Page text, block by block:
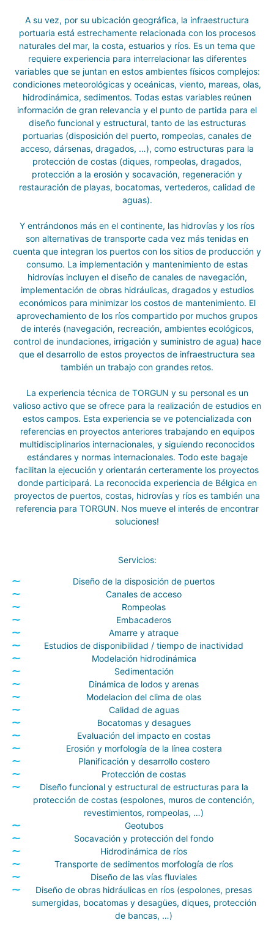
A su vez, por su ubicación geográfica, la infraestructura
portuaria está estrechamente relacionada con los procesos
naturales del mar, la costa, estuarios y ríos. Es un tema que
requiere experiencia para interrelacionar las diferentes
variables que se juntan en estos ambientes físicos complejos:
condiciones meteorológicas y oceánicas, viento, mareas, olas,
hidrodinámica, sedimentos. Todas estas variables reúnen
información de gran relevancia y el punto de partida para el
diseño funcional y estructural, tanto de las estructuras
portuarias (disposición del puerto, rompeolas, canales de
acceso, dársenas, dragados, …), como estructuras para la
protección de costas (diques, rompeolas, dragados,
protección a la erosión y socavación, regeneración y
restauración de playas, bocatomas, vertederos, calidad de
aguas).
Y entrándonos más en el continente, las hidrovías y los ríos
son alternativas de transporte cada vez más tenidas en
cuenta que integran los puertos con los sitios de producción y
consumo. La implementación y mantenimiento de estas
hidrovías incluyen el diseño de canales de navegación,
implementación de obras hidráulicas, dragados y estudios
económicos para minimizar los costos de mantenimiento. El
aprovechamiento de los ríos compartido por muchos grupos
de interés (navegación, recreación, ambientes ecológicos,
control de inundaciones, irrigación y suministro de agua) hace
que el desarrollo de estos proyectos de infraestructura sea
también un trabajo con grandes retos.
La experiencia técnica de TORGUN y su personal es un
valioso activo que se ofrece para la realización de estudios en
estos campos. Esta experiencia se ve potencializada con
referencias en proyectos anteriores trabajando en equipos
multidisciplinarios internacionales, y siguiendo reconocidos
estándares y normas internacionales. Todo este bagaje
facilitan la ejecución y orientarán certeramente los proyectos
donde participará. La reconocida experiencia de Bélgica en
proyectos de puertos, costas, hidrovías y ríos es también una
referencia para TORGUN. Nos mueve el interés de encontrar
soluciones!
Servicios:
Diseño de la disposición de puertos
Canales de acceso
Rompeolas
Embacaderos
Amarre y atraque
Estudios de disponibilidad / tiempo de inactividad
Modelación hidrodinámica
Sedimentación
Dinámica de lodos y arenas
Modelacion del clima de olas
Calidad de aguas
Bocatomas y desagues
Evaluación del impacto en costas
Erosión y morfología de la línea costera
Planificación y desarrollo costero
Protección de costas
Diseño funcional y estructural de estructuras para la
protección de costas (espolones, muros de contención,
revestimientos, rompeolas, …)
Geotubos
Socavación y protección del fondo
Hidrodinámica de ríos
Transporte de sedimentos morfología de ríos
Diseño de las vías fluviales
Diseño de obras hidráulicas en ríos (espolones, presas
sumergidas, bocatomas y desagües, diques, protección
de bancas, …)